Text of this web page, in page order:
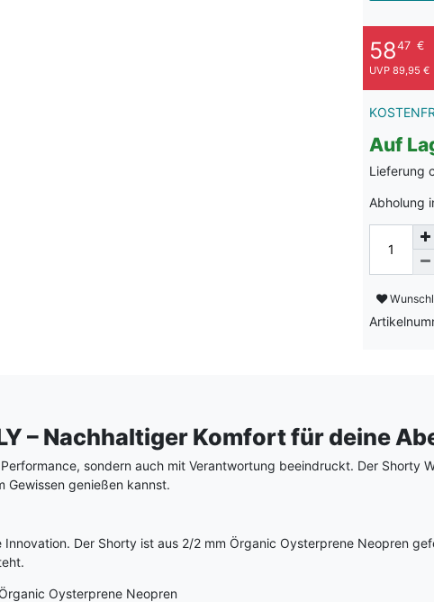
5847 €
UVP 89,95 €
Auf
Lieferung
Abholung
– Nachhaltiger Komfort für deine
sondern auch mit Verantwortung beeindruckt. Der Shorty
Gewissen genießen kannst.
Der Shorty ist aus 2/2 mm Örganic Oysterprene Neopren
Oysterprene Neopren